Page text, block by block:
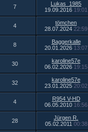
7
Lukas_1985
19.09.2016 19:01
4
tömchen
28.07.2024 22:59
8
Baggerkalle
20.01.2026 13:07
30
karoline57e
06.02.2026 19:15
32
karoline57e
23.01.2025 20:02
4
R954 V-HD
06.05.2010 16:56
28
Jürgen R.
05.02.2011 00:38